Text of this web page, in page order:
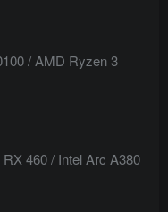
/ AMD Ryzen 3
460 / Intel Arc A380